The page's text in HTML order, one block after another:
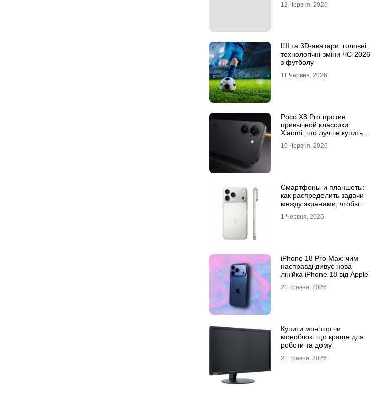
12 Червня, 2026
ШІ та 3D-аватари: головні
технологічні зміни ЧС-2026
з футболу
11 Червня, 2026
Poco X8 Pro против
привычной классики
Xiaomi: что лучше купить
10 Червня, 2026
Смартфоны и планшеты:
как распределить задачи
между экранами, чтобы
1 Червня, 2026
iPhone 18 Pro Max: чим
насправді дивує нова
лінійка iPhone 18 від Apple
21 Травня, 2026
Купити монітор чи
моноблок: що краще для
роботи та дому
21 Травня, 2026